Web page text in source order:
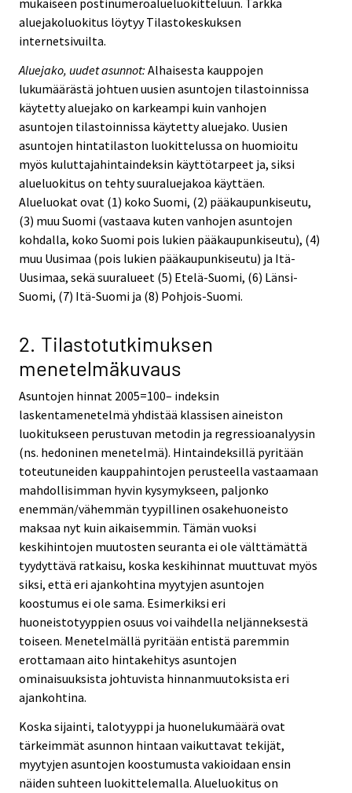
aluejakoluokitus löytyy Tilastokeskuksen
internetsivuilta.
Aluejako, uudet asunnot: Alhaisesta kauppojen
lukumäärästä johtuen uusien asuntojen tilastoinnissa
käytetty aluejako on karkeampi kuin vanhojen
asuntojen tilastoinnissa käytetty aluejako. Uusien
asuntojen hintatilaston luokittelussa on huomioitu
myös kuluttajahintaindeksin käyttötarpeet ja, siksi
alueluokitus on tehty suuraluejakoa käyttäen.
Alueluokat ovat (1) koko Suomi, (2) pääkaupunkiseutu,
(3) muu Suomi (vastaava kuten vanhojen asuntojen
kohdalla, koko Suomi pois lukien pääkaupunkiseutu), (4)
muu Uusimaa (pois lukien pääkaupunkiseutu) ja Itä-
Uusimaa, sekä suuralueet (5) Etelä-Suomi, (6) Länsi-
Suomi, (7) Itä-Suomi ja (8) Pohjois-Suomi.
2. Tilastotutkimuksen
menetelmäkuvaus
Asuntojen hinnat 2005=100– indeksin
laskentamenetelmä yhdistää klassisen aineiston
luokitukseen perustuvan metodin ja regressioanalyysin
(ns. hedoninen menetelmä). Hintaindeksillä pyritään
toteutuneiden kauppahintojen perusteella vastaamaan
mahdollisimman hyvin kysymykseen, paljonko
enemmän/vähemmän tyypillinen osakehuoneisto
maksaa nyt kuin aikaisemmin. Tämän vuoksi
keskihintojen muutosten seuranta ei ole välttämättä
tyydyttävä ratkaisu, koska keskihinnat muuttuvat myös
siksi, että eri ajankohtina myytyjen asuntojen
koostumus ei ole sama. Esimerkiksi eri
huoneistotyyppien osuus voi vaihdella neljänneksestä
toiseen. Menetelmällä pyritään entistä paremmin
erottamaan aito hintakehitys asuntojen
ominaisuuksista johtuvista hinnanmuutoksista eri
ajankohtina.
Koska sijainti, talotyyppi ja huonelukumäärä ovat
tärkeimmät asunnon hintaan vaikuttavat tekijät,
myytyjen asuntojen koostumusta vakioidaan ensin
näiden suhteen luokittelemalla. Alueluokitus on